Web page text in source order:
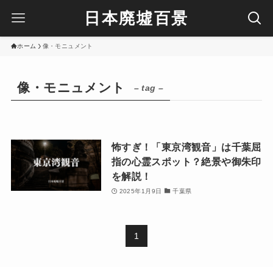
日本廃墟百景
ホーム 像・モニュメント
像・モニュメント – tag –
怖すぎ！「東京湾観音」は千葉屈
指の心霊スポット？絶景や御朱印
を解説！
2025年1月9日 千葉県
1